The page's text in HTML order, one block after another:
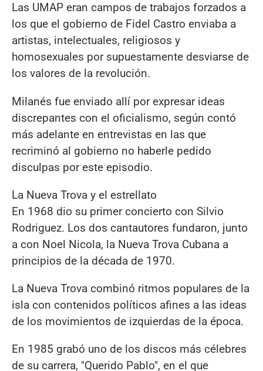
Las UMAP eran campos de trabajos forzados a
los que el gobierno de Fidel Castro enviaba a
artistas, intelectuales, religiosos y
homosexuales por supuestamente desviarse de
los valores de la revolución.
Milanés fue enviado allí por expresar ideas
discrepantes con el oficialismo, según contó
más adelante en entrevistas en las que
recriminó al gobierno no haberle pedido
disculpas por este episodio.
La Nueva Trova y el estrellato
En 1968 dio su primer concierto con Silvio
Rodriguez. Los dos cantautores fundaron, junto
a con Noel Nicola, la Nueva Trova Cubana a
principios de la década de 1970.
La Nueva Trova combinó ritmos populares de la
isla con contenidos políticos afines a las ideas
de los movimientos de izquierdas de la época.
En 1985 grabó uno de los discos más célebres
de su carrera, "Querido Pablo", en el que